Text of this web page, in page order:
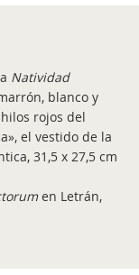
Natividad
blanco y
rojos del
el vestido de la
31,5 x 27,5 cm
en Letrán,